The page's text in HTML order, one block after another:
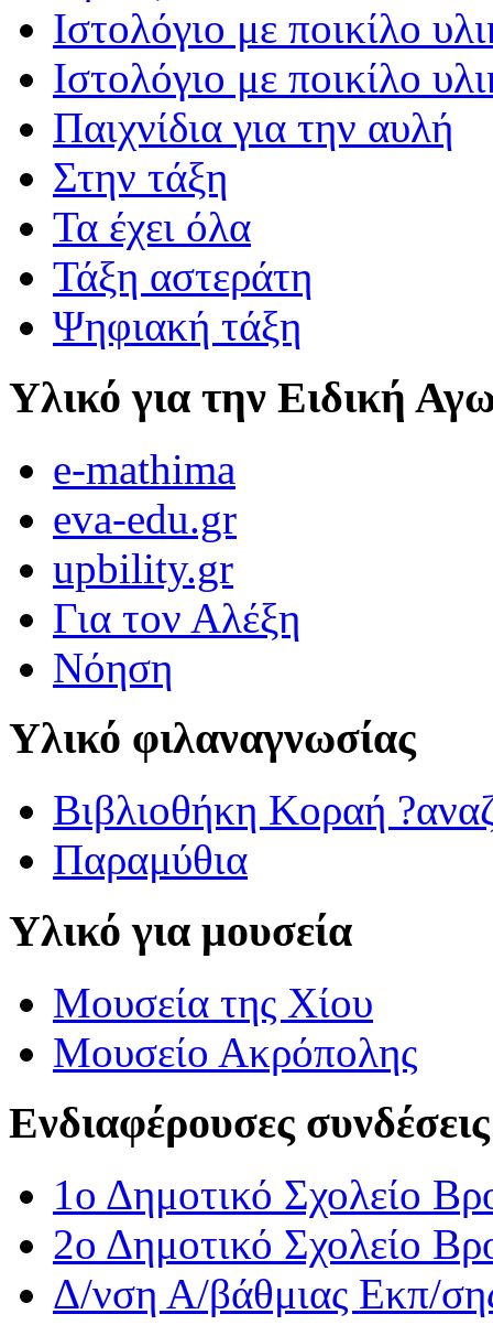
Ιστολόγιο με ποικίλο
Ιστολόγιο με ποικίλο
Παιχνίδια για την αυλή
Στην τάξη
Τα έχει όλα
Τάξη αστεράτη
Ψηφιακή τάξη
Υλικό για την Ειδική
e-mathima
eva-edu.gr
upbility.gr
Για τον Αλέξη
Νόηση
Υλικό φιλαναγνωσίας
Βιβλιοθήκη Κοραή
Παραμύθια
Υλικό για μουσεία
Μουσεία της Χίου
Μουσείο Ακρόπολης
Ενδιαφέρουσες συνδέσεις
1ο Δημοτικό Σχολείο
2ο Δημοτικό Σχολείο
Δ/νση Α/βάθμιας Εκπ/